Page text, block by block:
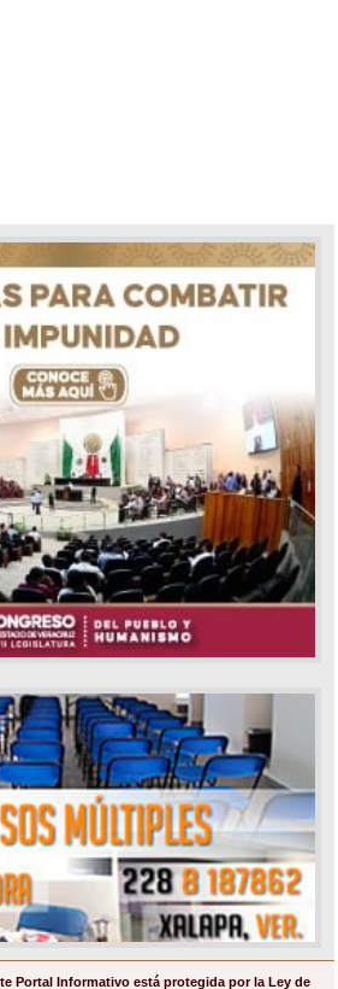
Portal Informativo está protegida por la Ley de